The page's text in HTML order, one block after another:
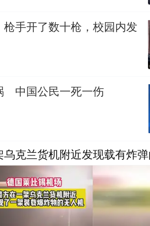
手开了数十枪，校园内发
中国公民一死一伤
克兰货机附近发现载有炸